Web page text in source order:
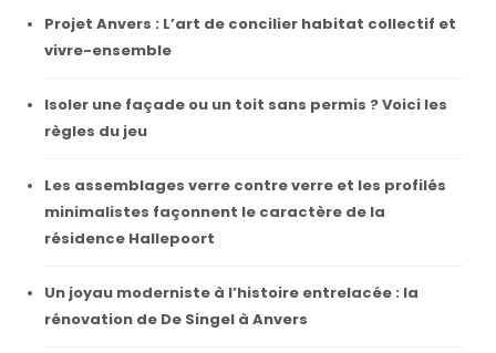
Projet Anvers : L’art de concilier habitat collectif et
vivre-ensemble
Isoler une façade ou un toit sans permis ? Voici les
règles du jeu
Les assemblages verre contre verre et les profilés
minimalistes façonnent le caractère de la
résidence Hallepoort
Un joyau moderniste à l’histoire entrelacée : la
rénovation de De Singel à Anvers